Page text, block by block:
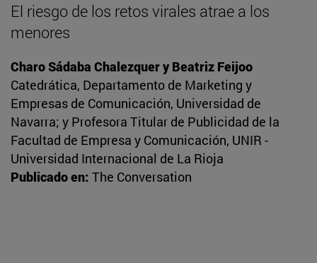
El riesgo de los retos virales atrae a los
menores
Charo Sádaba Chalezquer y Beatriz Feijoo
Catedrática, Departamento de Marketing y
Empresas de Comunicación, Universidad de
Navarra; y Profesora Titular de Publicidad de la
Facultad de Empresa y Comunicación, UNIR -
Universidad Internacional de La Rioja
Publicado en: The Conversation